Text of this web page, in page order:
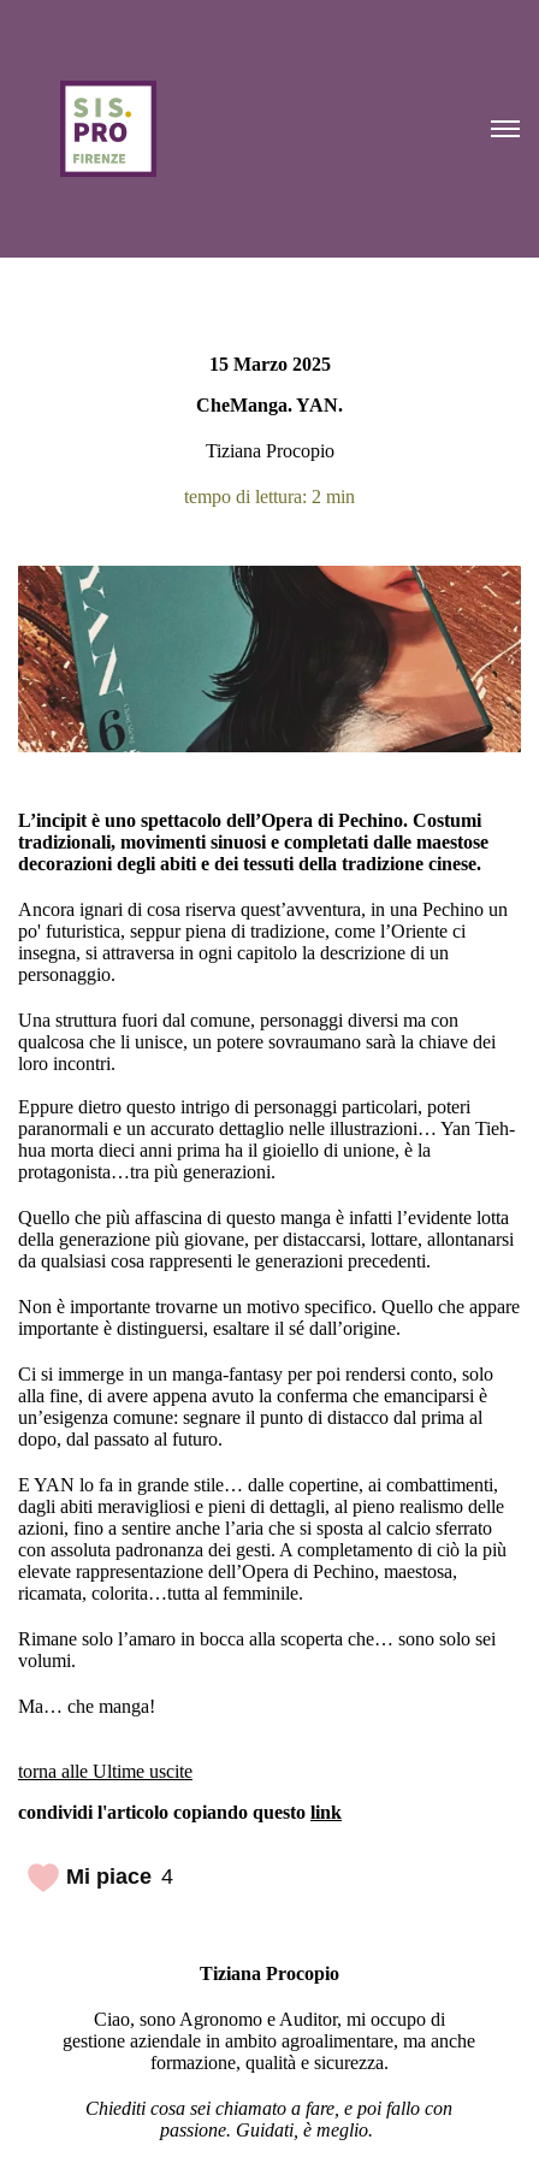
15 Marzo 2025
CheManga. YAN.
Tiziana Procopio
tempo di lettura: 2 min
L’incipit è uno spettacolo dell’Opera di Pechino. Costumi
tradizionali, movimenti sinuosi e completati dalle maestose
decorazioni degli abiti e dei tessuti della tradizione cinese.
Ancora ignari di cosa riserva quest’avventura, in una Pechino un
po' futuristica, seppur piena di tradizione, come l’Oriente ci
insegna, si attraversa in ogni capitolo la descrizione di un
personaggio.
Una struttura fuori dal comune, personaggi diversi ma con
qualcosa che li unisce, un potere sovraumano sarà la chiave dei
loro incontri.
Eppure dietro questo intrigo di personaggi particolari, poteri
paranormali e un accurato dettaglio nelle illustrazioni… Yan Tieh-
hua morta dieci anni prima ha il gioiello di unione, è la
protagonista…tra più generazioni.
Quello che più affascina di questo manga è infatti l’evidente lotta
della generazione più giovane, per distaccarsi, lottare, allontanarsi
da qualsiasi cosa rappresenti le generazioni precedenti.
Non è importante trovarne un motivo specifico. Quello che appare
importante è distinguersi, esaltare il sé dall’origine.
Ci si immerge in un manga-fantasy per poi rendersi conto, solo
alla fine, di avere appena avuto la conferma che emanciparsi è
un’esigenza comune: segnare il punto di distacco dal prima al
dopo, dal passato al futuro.
E YAN lo fa in grande stile… dalle copertine, ai combattimenti,
dagli abiti meravigliosi e pieni di dettagli, al pieno realismo delle
azioni, fino a sentire anche l’aria che si sposta al calcio sferrato
con assoluta padronanza dei gesti. A completamento di ciò la più
elevate rappresentazione dell’Opera di Pechino, maestosa,
ricamata, colorita…tutta al femminile.
Rimane solo l’amaro in bocca alla scoperta che… sono solo sei
volumi.
Ma… che manga!
torna alle Ultime uscite
condividi l'articolo copiando questo link
Mi piace 4
Tiziana Procopio
Ciao, sono Agronomo e Auditor, mi occupo di
gestione aziendale in ambito agroalimentare, ma anche
formazione, qualità e sicurezza.
Chiediti cosa sei chiamato a fare, e poi fallo con
passione. Guidati, è meglio.